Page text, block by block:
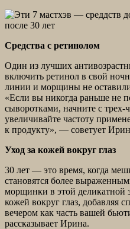
Средства с ретинолом
Один из лучших
включить ретинол в свой
линии и морщины не
«Если вы никогда раньше не
сыворотками, начните с трех-
увеличивайте частоту
к продукту», — советует
Уход за кожей вокруг глаз
30 лет — это время, когда
становятся более
морщинки в этой деликатной
кожей вокруг глаз, добавляя
вечером как часть вашей
рассказывает Ирина.